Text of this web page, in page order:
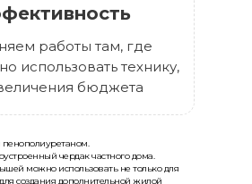
работы там, где
использовать технику,
бюджета
чердак частного дома.
можно использовать не только для
создания дополнительной жилой